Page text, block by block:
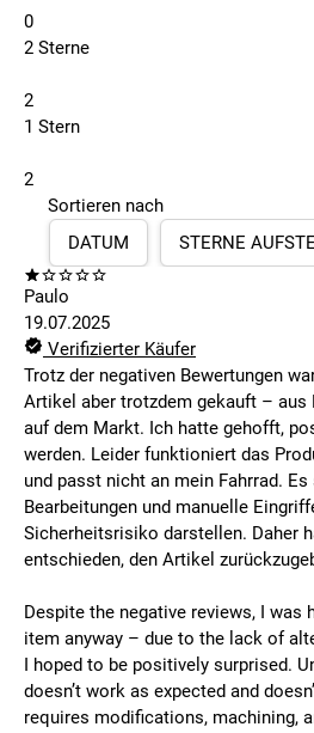
0
2 Sterne
2
1 Stern
2
Sortieren nach
DATUM
STERNE
Paulo
19.07.2025
Verifizierter Käufer
Trotz der negativen Bewertungen
Artikel aber trotzdem gekauft – aus
auf dem Markt. Ich hatte gehofft,
werden. Leider funktioniert das
und passt nicht an mein Fahrrad.
Bearbeitungen und manuelle
Sicherheitsrisiko darstellen. Daher
entschieden, den Artikel
Despite the negative reviews, I was
item anyway – due to the lack of
I hoped to be positively surprised.
doesn’t work as expected and
requires modifications, machining,